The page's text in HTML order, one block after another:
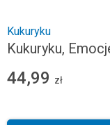
Kukuryku
Kukuryku,
44,99 zł